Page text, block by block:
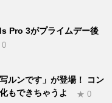
Pro 3がプライムデー後
ルンです」が登場！ コン
もできちゃうよ
★ 0